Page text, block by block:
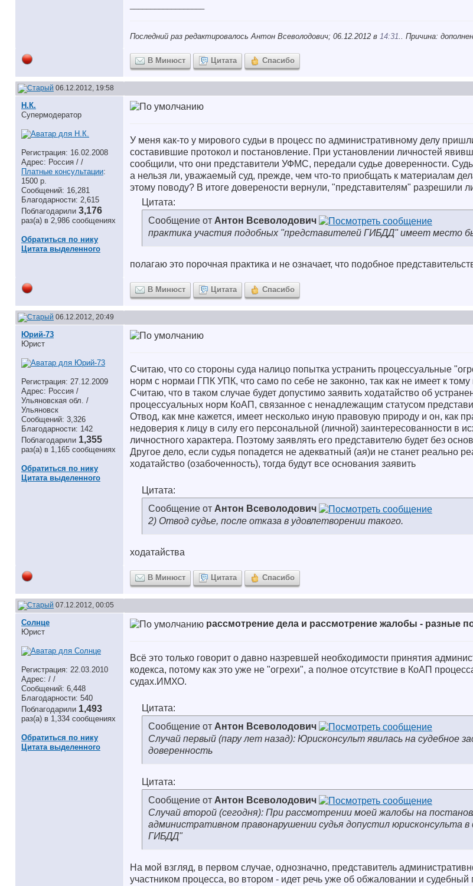
Последний раз редактировалось Антон Всеволодович; 06.12.2012 в 14:31 .. Причина:
В Минюст Цитата Спасибо
06.12.2012, 19:58
Н.К.
Супермодератор
Регистрация: 16.02.2008
Адрес: Россия / /
Платные консультации:
1500 р.
Сообщений: 16,281
Благодарности: 2,615
Поблагодарили 3,176
раз(а) в 2,986 сообщениях
Обратиться по нику
Цитата выделенного
У меня как-то у мирового судьи в процесс по административному делу
составившие протокол и постановление. При установлении личностей
сообщили, что они представители УФМС, передали судье доверенности.
а нельзя ли, уважаемый суд, прежде, чем что-то приобщать к материалам
этому поводу? В итоге доверености вернули, "представителям" разрешили
Цитата:
Сообщение от Антон Всеволодович
практика участия подобных "представителей ГИБДД" имеет место
полагаю это порочная практика и не означает, что подобное
В Минюст Цитата Спасибо
06.12.2012, 20:49
Юрий-73
Юрист
Регистрация: 27.12.2009
Адрес: Россия /
Ульяновская обл. /
Ульяновск
Сообщений: 3,326
Благодарности: 142
Поблагодарили 1,355
раз(а) в 1,165 сообщениях
Обратиться по нику
Цитата выделенного
Считаю, что со стороны суда налицо попытка устранить процессуальные
норм с нормаи ГПК УПК, что само по себе не законно, так как не имеет к
Считаю, что в таком случае будет допустимо заявить ходатайство об
процессуальных норм КоАП, связанное с ненадлежащим статусом
Отвод, как мне кажется, имеет несколько иную правовую природу и он, как
недоверия к лицу в силу его персональной (личной) заинтересованности в
личностного характера. Поэтому заявлять его представителю будет без
Другое дело, если судья попадется не адекватный (ая)и не станет реально
ходатайство (озабоченность), тогда будут все основания заявить
Цитата:
Сообщение от Антон Всеволодович
2) Отвод судье, после отказа в удовлетворении такого.
ходатайства
В Минюст Цитата Спасибо
07.12.2012, 00:05
Солнце
Юрист
Регистрация: 22.03.2010
Адрес: / /
Сообщений: 6,448
Благодарности: 540
Поблагодарили 1,493
раз(а) в 1,334 сообщениях
Обратиться по нику
Цитата выделенного
рассмотрение дела и рассмотрение жалобы - разные
Всё это только говорит о давно назревшей необходимости принятия
кодекса, потому как это уже не "огрехи", а полное отсутствие в КоАП
судах.ИМХО.
Цитата:
Сообщение от Антон Всеволодович
Случай первый (пару лет назад): Юрисконсульт явилась на судебное
доверенность
Цитата:
Сообщение от Антон Всеволодович
Случай второй (сегодня): При рассмотрении моей жалобы на
административном правонарушении судья допустил юрисконсульта
ГИБДД"
На мой взгляд, в первом случае, однозначно, представитель
участником процесса, во втором - идет речь уже об обжаловании и